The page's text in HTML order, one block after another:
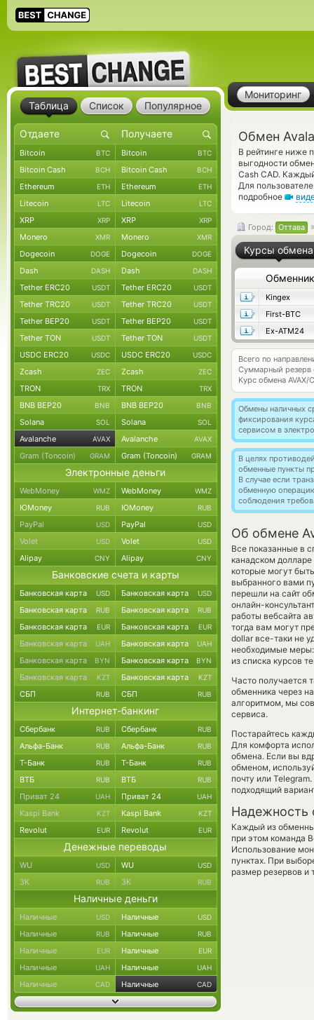
Мониторинг
Обмен
В рейтинге ниже
выгодности
Cash CAD.
Для
подробное
Город: Оттава
Курсы обмена
Обменник
Kingex
First-BTC
Ex-ATM24
Всего по
Суммарный резерв
Курс обмена AVAX/
Обмены наличных
фиксирования
сервисом в
В целях
обменные пункты
В случае если
обменную
соблюдения
Об обмене
Все показанные в
канадском
которые могут
выбранного вами
перешли на сайт
онлайн-
работы вебсайта
тогда вам могут
dollar все-таки не
необходимые
из списка курсов
Часто получается
обменника через
алгоритмом, мы
сервиса.
Постарайтесь
Для комфорта
обмена. Если вы
обменом,
почту или
подходящий
Надежность
Каждый из
при этом команда
Использование
пунктах. При
размер резервов и
Таблица Список Популярное
Bitcoin BTC Bitcoin BTC
Bitcoin Cash BCH Bitcoin Cash BCH
Ethereum ETH Ethereum ETH
Litecoin LTC Litecoin LTC
XRP XRP XRP XRP
Monero XMR Monero XMR
Dogecoin DOGE Dogecoin DOGE
Dash DASH Dash DASH
Tether ERC20 USDT Tether ERC20 USDT
Tether TRC20 USDT Tether TRC20 USDT
Tether BEP20 USDT Tether BEP20 USDT
Tether TON USDT Tether TON USDT
USDC ERC20 USDC USDC ERC20 USDC
Zcash ZEC Zcash ZEC
TRON TRX TRON TRX
BNB BEP20 BNB BNB BEP20 BNB
Solana SOL Solana SOL
Avalanche AVAX Avalanche AVAX
Gram (Toncoin) GRAM Gram (Toncoin) GRAM
Электронные деньги
WebMoney WMZ WebMoney WMZ
ЮMoney RUB ЮMoney RUB
PayPal USD PayPal USD
Volet USD Volet USD
Alipay CNY Alipay CNY
Банковские счета и карты
Банковская карта USD Банковская карта USD
Банковская карта RUB Банковская карта RUB
Банковская карта EUR Банковская карта EUR
Банковская карта UAH Банковская карта UAH
Банковская карта BYN Банковская карта BYN
Банковская карта KZT Банковская карта KZT
СБП RUB СБП RUB
Интернет-банкинг
Сбербанк RUB Сбербанк RUB
Альфа-Банк RUB Альфа-Банк RUB
Т-Банк RUB Т-Банк RUB
ВТБ RUB ВТБ RUB
Приват 24 UAH Приват 24 UAH
Kaspi Bank KZT Kaspi Bank KZT
Revolut EUR Revolut EUR
Денежные переводы
WU USD WU USD
ЗК RUB ЗК RUB
Наличные деньги
Наличные USD Наличные USD
Наличные RUB Наличные RUB
Наличные EUR Наличные EUR
Наличные UAH Наличные UAH
Наличные CAD Наличные CAD